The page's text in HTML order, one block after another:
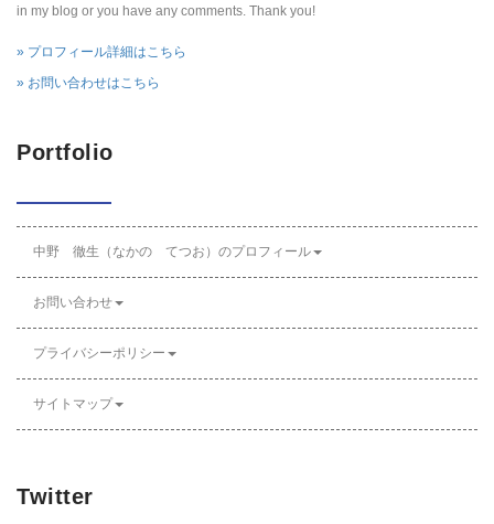
in my blog or you have any comments. Thank you!
» プロフィール詳細はこちら
» お問い合わせはこちら
Portfolio
中野 徹生（なかの てつお）のプロフィール
お問い合わせ
プライバシーポリシー
サイトマップ
Twitter